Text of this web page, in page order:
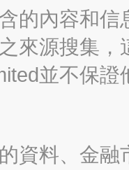
的內容和
來源搜集
並不保
資料、金